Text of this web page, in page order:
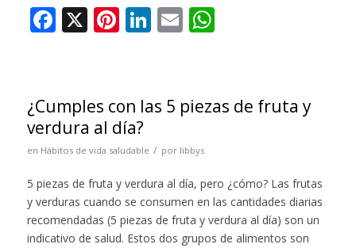
¿Cumples con las 5 piezas de fruta y
verdura al día?
en Hábitos de vida saludable / por libbys
5 piezas de fruta y verdura al día, pero ¿cómo? Las frutas
y verduras cuando se consumen en las cantidades diarias
recomendadas (5 piezas de fruta y verdura al día) son un
indicativo de salud. Estos dos grupos de alimentos son